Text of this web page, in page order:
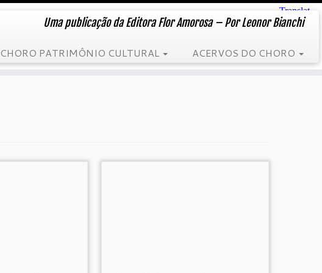
Uma publicação da Editora Flor Amorosa – Por Leonor Bianchi
CHORO PATRIMÔNIO CULTURAL ACERVOS DO CHORO